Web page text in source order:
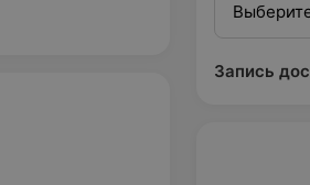
Запись